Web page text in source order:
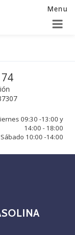
Menu
09:30 -13:00 y
14:00 - 18:00
Sábado 10:00 -14:00